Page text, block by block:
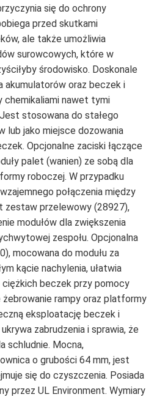
się do ochrony
przed skutkami
ale także umożliwia
surowcowych, które w
środowisko. Doskonale
akumulatorów oraz beczek i
chemikaliami nawet tymi
stosowana do stałego
lub jako miejsce dozowania
Opcjonalne zaciski łączące
palet (wanien) ze sobą dla
roboczej. W przypadku
połączenia między
zestaw przelewowy (28927),
modułów dla zwiększenia
zespołu. Opcjonalna
mocowana do modułu za
kącie nachylenia, ułatwia
ciężkich beczek przy pomocy
rampy oraz platformy
eksploatację beczek i
zabrudzenia i sprawia, że
schludnie. Mocna,
o grubości 64 mm, jest
się do czyszczenia. Posiada
przez UL Environment. Wymiary